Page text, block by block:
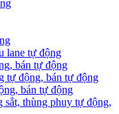
lane tự động
bán tự động
tự động, bán tự động
bán tự động
sắt, thùng phuy tự động,